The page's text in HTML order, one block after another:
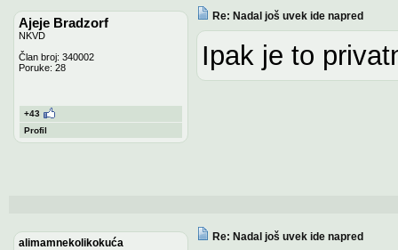
Ajeje Bradzorf
NKVD
Član broj: 340002
Poruke: 28
+43
Profil
Re: Nadal još uvek ide napred
Ipak je to
alimamnekolikokuća
Re: Nadal još uvek ide napred